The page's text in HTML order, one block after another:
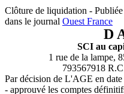
Clôture de liquidation -
dans le journal Ouest France
D
SCI au
1 rue de la lampe,
793567918
Par décision de L'AGE en
- approuvé les comptes